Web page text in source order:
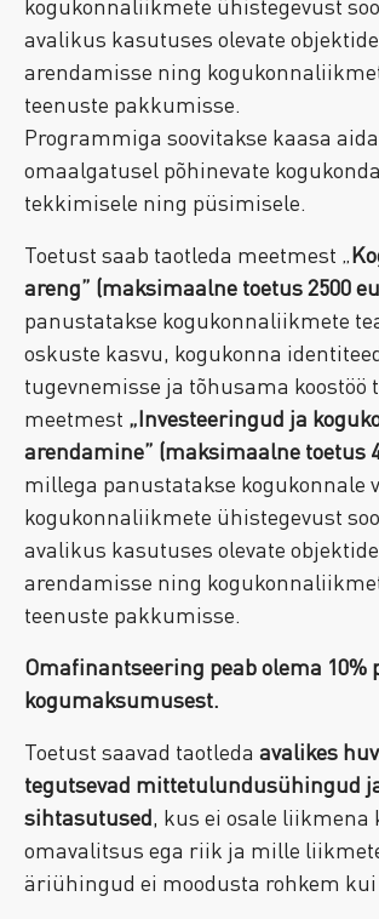
kogukonnaliikmete ühistegevust
avalikus kasutuses olevate
arendamisse ning
teenuste pakkumisse.
Programmiga soovitakse kaasa
omaalgatusel põhinevate
tekkimisele ning püsimisele.
Toetust saab taotleda meetmest „
areng” (maksimaalne toetus 2500
panustatakse kogukonnaliikmete
oskuste kasvu, kogukonna
tugevnemisse ja tõhusama koostöö
meetmest „Investeeringud ja
arendamine” (maksimaalne toetus
millega panustatakse kogukonnale
kogukonnaliikmete ühistegevust
avalikus kasutuses olevate
arendamisse ning
teenuste pakkumisse.
Omafinantseering peab olema 10%
kogumaksumusest.
Toetust saavad taotleda avalikes
tegutsevad mittetulundusühingud
sihtasutused, kus ei osale liikmena
omavalitsus ega riik ja mille
äriühingud ei moodusta rohkem kui